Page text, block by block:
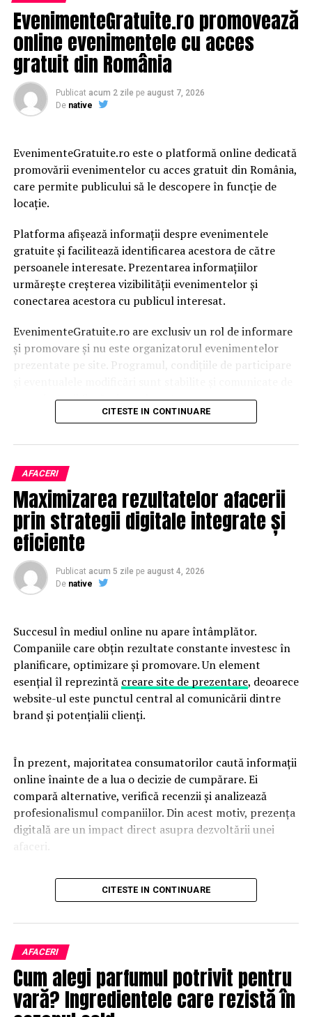
EvenimenteGratuite.ro promovează
online evenimentele cu acces
gratuit din România
Publicat acum 2 zile pe august 7, 2026
De native
EvenimenteGratuite.ro este o platformă online dedicată
promovării evenimentelor cu acces gratuit din România,
care permite publicului să le descopere în funcție de
locație.
Platforma afișează informații despre evenimentele
gratuite și facilitează identificarea acestora de către
persoanele interesate. Prezentarea informațiilor
urmărește creșterea vizibilității evenimentelor și
conectarea acestora cu publicul interesat.
EvenimenteGratuite.ro are exclusiv un rol de informare
și promovare și nu este organizatorul evenimentelor
prezentate pe site. Programul, condițiile de participare
organizatorii fiecărui eveniment.
înainte de participare.
Organizatorii care doresc să crească vizibilitatea unui
eveniment cu acces gratuit pot solicita o ofertă de
promovare din partea echipei EvenimenteGratuite.ro.
Adresa de contact estesalut@evenimentegratuite.ro.
CITESTE IN CONTINUARE
AFACERI
Maximizarea rezultatelor afacerii
prin strategii digitale integrate și
eficiente
Publicat acum 5 zile pe august 4, 2026
De native
Succesul în mediul online nu apare întâmplător.
Companiile care obțin rezultate constante investesc în
planificare, optimizare și promovare. Un element
esențial îl reprezintă creare site de prezentare, deoarece
website-ul este punctul central al comunicării dintre
brand și potențialii clienți.
În prezent, majoritatea consumatorilor caută informații
online înainte de a lua o decizie de cumpărare. Ei
compară alternative, verifică recenzii și analizează
profesionalismul companiilor. Din acest motiv, prezența
digitală are un impact direct asupra dezvoltării unei
Un website modern trebuie să fie rapid, intuitiv și
adaptat tuturor dispozitivelor. Utilizatorii apreciază
experiență pozitivă contribuie la creșterea încrederii și
la îmbunătățirea ratelor de conversie.
Designul profesional influențează percepția asupra
brandului. O platformă bine organizată transmite
CITESTE IN CONTINUARE
AFACERI
Cum alegi parfumul potrivit pentru
vară? Ingredientele care rezistă în